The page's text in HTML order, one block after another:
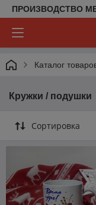
ПРОИЗВОДСТВО
Каталог
Кружки / подушки
Сортировка